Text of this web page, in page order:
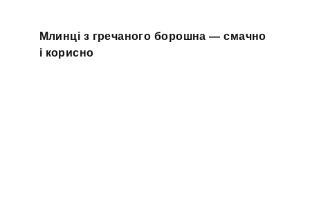
Млинці з гречаного борошна — смачно
і корисно